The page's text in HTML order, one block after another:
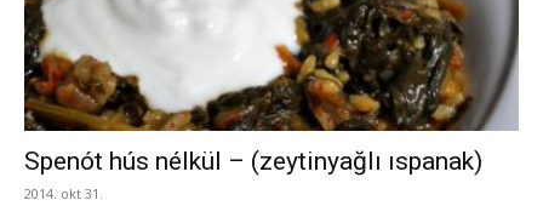
Spenót hús nélkül – (zeytinyağlı ıspanak)
2014. okt 31.